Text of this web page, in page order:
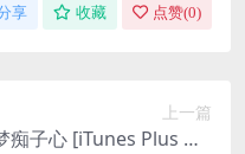
享 收藏 点赞(0)
上一篇
子心 [iTunes Plus M4